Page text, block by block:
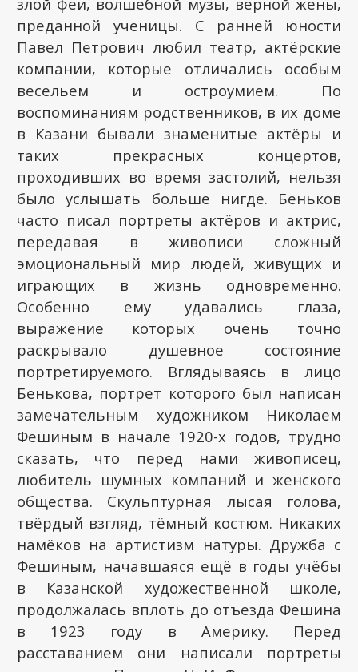
преданной ученицы. С ранней юности
Павел Петрович любил театр, актёрские
компании, которые отличались особым
весельем и остроумием. По
воспоминаниям родственников, в их доме
в Казани бывали знаменитые актёры и
таких прекрасных концертов,
проходивших во время застолий, нельзя
было услышать больше нигде. Беньков
часто писал портреты актёров и актрис,
передавая в живописи сложный
эмоциональный мир людей, живущих и
играющих в жизнь одновременно.
Особенно ему удавались глаза,
выражение которых очень точно
раскрывало душевное состояние
портретируемого. Вглядываясь в лицо
Бенькова, портрет которого был написан
замечательным художником Николаем
Фешиным в начале 1920-х годов, трудно
сказать, что перед нами живописец,
любитель шумных компаний и женского
общества. Скульптурная лысая голова,
твёрдый взгляд, тёмный костюм. Никаких
намёков на артистизм натуры. Дружба с
Фешиным, начавшаяся ещё в годы учёбы
в Казанской художественной школе,
продолжалась вплоть до отъезда Фешина
в 1923 году в Америку. Перед
расставанием они написали портреты